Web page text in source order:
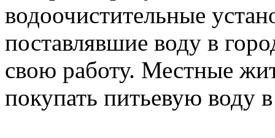
водоочистительные
поставлявшие воду в
свою работу. Местные
покупать питьевую воду